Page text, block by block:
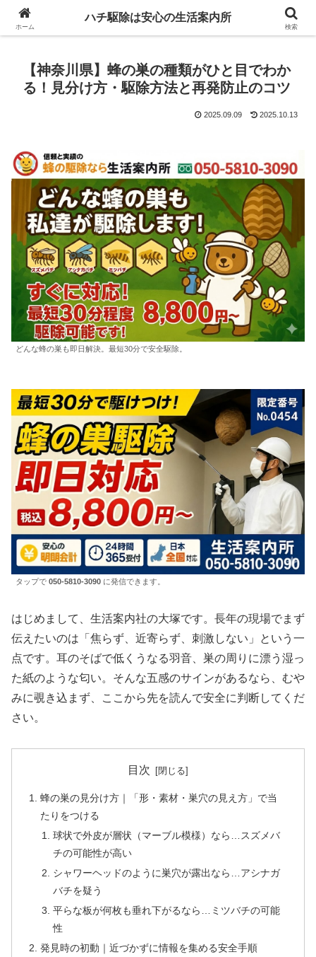
【神奈川県】蜂の巣の種類がひと目でわか
る！見分け方・駆除方法と再発防止のコツ
2025.09.09 2025.10.13
どんな蜂の巣も即日解決。最短30分で安全駆除。
タップで 050-5810-3090 に発信できます。
はじめまして、生活案内社の大塚です。長年の現場でまず
伝えたいのは「焦らず、近寄らず、刺激しない」という一
点です。耳のそばで低くうなる羽音、巣の周りに漂う湿っ
た紙のような匂い。そんな五感のサインがあるなら、むや
みに覗き込まず、ここから先を読んで安全に判断してくだ
さい。
目次
蜂の巣の見分け方｜「形・素材・巣穴の見え方」で当
たりをつける
球状で外皮が層状（マーブル模様）なら…スズメバ
チの可能性が高い
シャワーヘッドのように巣穴が露出なら…アシナガ
バチを疑う
平らな板が何枚も垂れ下がるなら…ミツバチの可能
性
発見時の初動｜近づかずに情報を集める安全手順
ホーム
ハチ駆除は安心の生活案内所
検索